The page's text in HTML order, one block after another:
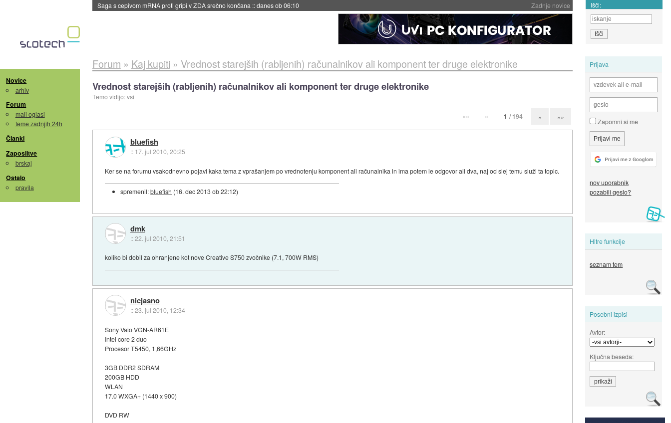
Zadnje novice
BMW v vozilih začel predvajati reklame::danes ob 06:09 Išči:
Novice
arhiv
Forum
mali oglasi
teme zadnjih 24h
Članki
Zaposlitve
brskaj
Ostalo
pravila
Prijava
Zapomni si me
nov uporabnik
pozabili geslo?
Hitre funkcije
seznam tem
Posebni izpisi
Avtor:
Ključna beseda:
Forum » Kaj kupiti » Vrednost starejših (rabljenih) računalnikov ali komponent ter druge elektronike
Vrednost starejših (rabljenih) računalnikov ali komponent ter druge elektronike
Temo vidijo: vsi
«« « 1 / 194 » »»
bluefish
:: 17. jul 2010, 20:25
Ker se na forumu vsakodnevno pojavi kaka tema z vprašanjem po vrednotenju komponent ali računalnika in ima potem le odgovor ali dva, naj od slej temu služi ta topic.
spremenil:bluefish (16. dec 2013 ob 22:12)
dmk
::22. jul 2010, 21:51
koliko bi dobil za ohranjene kot nove Creative S750 zvočnike (7.1, 700W RMS)
nicjasno
::23. jul 2010, 12:34
Sony Vaio VGN-AR61E
Intel core 2 duo
Procesor T5450, 1,66GHz
3GB DDR2 SDRAM
200GB HDD
WLAN
17.0 WXGA+ (1440 x 900)
DVD RW